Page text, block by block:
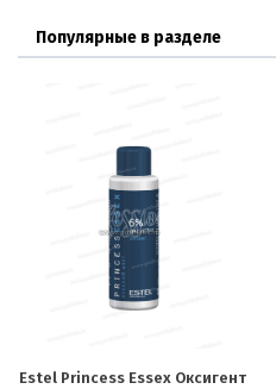
Популярные в разделе
Estel Princess Essex Оксигент